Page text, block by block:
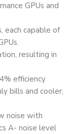
GPUs and
each capable of
resulting in
efficiency
bills and cooler,
noise with
A- noise level